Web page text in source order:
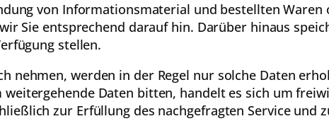
von Informationsmaterial und bestellten
Sie entsprechend darauf hin. Darüber hinaus
stellen.
nehmen, werden in der Regel nur solche Daten
weitergehende Daten bitten, handelt es sich um
zur Erfüllung des nachgefragten Service und